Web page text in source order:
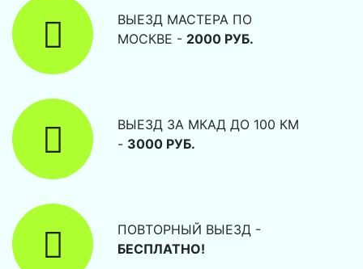
ВЫЕЗД МАСТЕРА ПО
МОСКВЕ - 2000 РУБ.
ВЫЕЗД ЗА МКАД ДО 100 КМ
- 3000 РУБ.
ПОВТОРНЫЙ ВЫЕЗД -
БЕСПЛАТНО!